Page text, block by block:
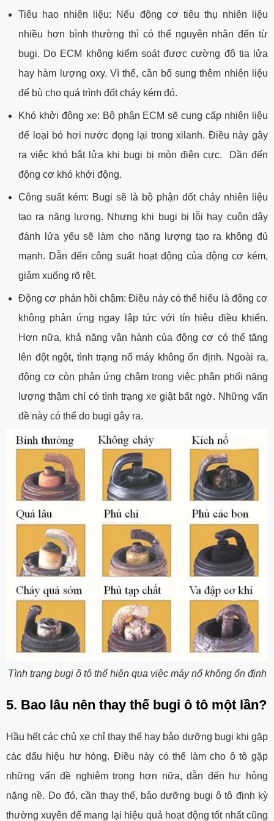
Tiêu hao nhiên liệu: Nếu động cơ tiêu thụ nhiên liệu
nhiều hơn bình thường thì có thể nguyên nhân đến từ
bugi. Do ECM không kiểm soát được cường độ tia lửa
hay hàm lượng oxy. Vì thế, cần bổ sung thêm nhiên liệu
để bù cho quá trình đốt cháy kém đó.
Khó khởi động xe: Bộ phận ECM sẽ cung cấp nhiên liệu
để loại bỏ hơi nước đọng lại trong xilanh. Điều này gây
ra việc khó bắt lửa khi bugi bị mòn điện cực. Dần đến
động cơ khó khởi động.
Công suất kém: Bugi sẽ là bộ phận đốt cháy nhiên liệu
tạo ra năng lượng. Nhưng khi bugi bị lỗi hay cuộn dây
đánh lửa yếu sẽ làm cho năng lượng tạo ra không đủ
mạnh. Dẫn đến công suất hoạt động của động cơ kém,
giảm xuống rõ rệt.
Động cơ phản hồi chậm: Điều này có thể hiểu là động cơ
không phản ứng ngay lập tức với tín hiệu điều khiển.
Hơn nữa, khả năng vận hành của động cơ có thể tăng
lên đột ngột, tình trạng nổ máy không ổn định. Ngoài ra,
động cơ còn phản ứng chậm trong việc phân phối năng
lượng thậm chí có tình trạng xe giật bất ngờ. Những vấn
đề này có thể do bugi gây ra.
Tình trạng bugi ô tô thể hiện qua việc máy nổ không ổn định
5. Bao lâu nên thay thế bugi ô tô một lần?
Hầu hết các chủ xe chỉ thay thế hay bảo dưỡng bugi khi gặp
các dấu hiệu hư hỏng. Điều này có thể làm cho ô tô gặp
những vấn đề nghiêm trọng hơn nữa, dẫn đến hư hỏng
nặng nề. Do đó, cần thay thế, bảo dưỡng bugi ô tô định kỳ
thường xuyên để mang lại hiệu quả hoạt động tốt nhất cũng